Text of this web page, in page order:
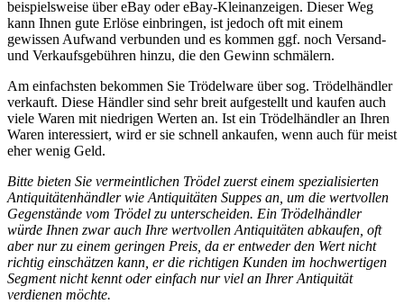
beispielsweise über eBay oder eBay-Kleinanzeigen. Dieser Weg
kann Ihnen gute Erlöse einbringen, ist jedoch oft mit einem
gewissen Aufwand verbunden und es kommen ggf. noch Versand-
und Verkaufsgebühren hinzu, die den Gewinn schmälern.
Am einfachsten bekommen Sie Trödelware über sog. Trödelhändler
verkauft. Diese Händler sind sehr breit aufgestellt und kaufen auch
viele Waren mit niedrigen Werten an. Ist ein Trödelhändler an Ihren
Waren interessiert, wird er sie schnell ankaufen, wenn auch für meist
eher wenig Geld.
Bitte bieten Sie vermeintlichen Trödel zuerst einem spezialisierten
Antiquitätenhändler wie Antiquitäten Suppes an, um die wertvollen
Gegenstände vom Trödel zu unterscheiden. Ein Trödelhändler
würde Ihnen zwar auch Ihre wertvollen Antiquitäten abkaufen, oft
aber nur zu einem geringen Preis, da er entweder den Wert nicht
richtig einschätzen kann, er die richtigen Kunden im hochwertigen
Segment nicht kennt oder einfach nur viel an Ihrer Antiquität
verdienen möchte.